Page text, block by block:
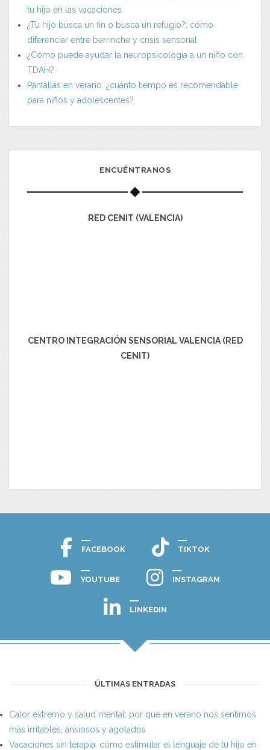
tu hijo en las vacaciones
¿Tu hijo busca un fin o busca un refugio?: cómo
diferenciar entre berrinche y crisis sensorial
¿Cómo puede ayudar la neuropsicología a un niño con
TDAH?
Pantallas en verano: ¿cuánto tiempo es recomendable
para niños y adolescentes?
ENCUÉNTRANOS
RED CENIT (VALENCIA)
CENTRO INTEGRACIÓN SENSORIAL VALENCIA (RED
CENIT)
FACEBOOK TIKTOK
YOUTUBE INSTAGRAM
LINKEDIN
ÚLTIMAS ENTRADAS
Calor extremo y salud mental: por qué en verano nos sentimos
más irritables, ansiosos y agotados
Vacaciones sin terapia: cómo estimular el lenguaje de tu hijo en